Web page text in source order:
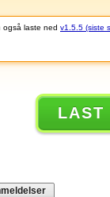
også laste ned v1.5.5 (siste
LAST